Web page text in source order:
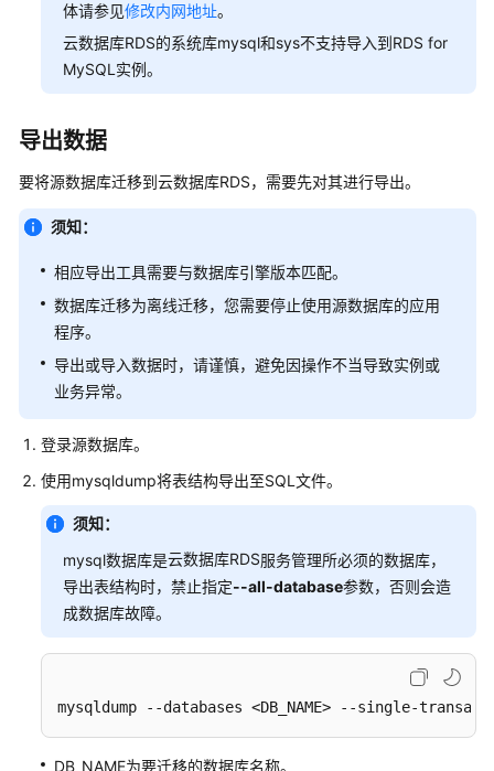
户
南
选
型
议
通
过
IAM
授
使
RDS
的
权
限
购
买
RDS
MySQL
体请参见修改内网地址。
云数据库RDS的系统库mysql和sys不支持导入到RDS for
MySQL实例。
导出数据
要将源数据库迁移到云数据库RDS，需要先对其进行导出。
须知：
相应导出工具需要与数据库引擎版本匹配。
数据库迁移为离线迁移，您需要停止使用源数据库的应用
程序。
导出或导入数据时，请谨慎，避免因操作不当导致实例或
业务异常。
登录源数据库。
使用mysqldump将表结构导出至SQL文件。
须知：
mysql数据库是云数据库RDS服务管理所必须的数据库，
导出表结构时，禁止指定--all-database参数，否则会造
成数据库故障。
mysqldump --databases <DB_NAME> --single-
DB_NAME为要迁移的数据库名称。